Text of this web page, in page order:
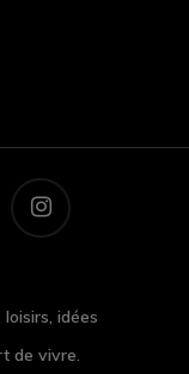
instagram
idées
de vivre.